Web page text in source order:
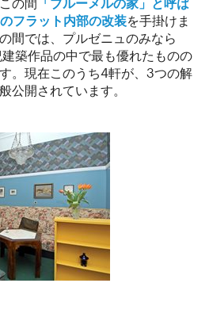
フラット内部の改装を手掛けま
間では、プルゼニュのみなら
築作品の中で最も優れたものの
。現在このうち4軒が、3つの解
公開されています。